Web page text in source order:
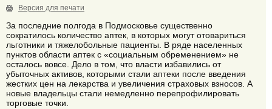
Версия для печати
За последние полгода в Подмосковье существенно
сократилось количество аптек, в которых могут отовариться
льготники и тяжелобольные пациенты. В ряде населенных
пунктов области аптек с «социальным обременением» не
осталось вовсе. Дело в том, что власти избавились от
убыточных активов, которыми стали аптеки после введения
жестких цен на лекарства и увеличения страховых взносов. А
новые владельцы стали немедленно перепрофилировать
торговые точки.